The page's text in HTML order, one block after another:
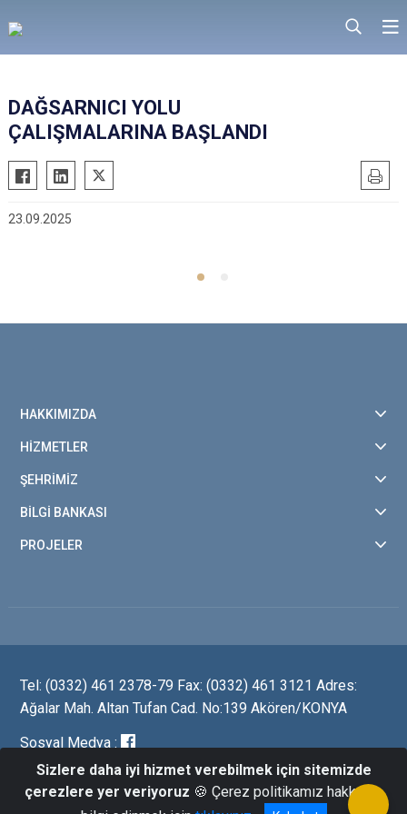
DAĞSARNICI YOLU
ÇALIŞMALARINA BAŞLANDI
23.09.2025
HAKKIMIZDA
HİZMETLER
ŞEHRİMİZ
BİLGİ BANKASI
PROJELER
Tel: (0332) 461 2378-79 Fax: (0332) 461 3121 Adres:
Ağalar Mah. Altan Tufan Cad. No:139 Akören/KONYA
Sosyal Medya :
© 2022-Akören Belediye Başkanlığı
Sizlere daha iyi hizmet verebilmek için sitemizde
çerezlere yer veriyoruz 🍪 Çerez politikamız hakkında